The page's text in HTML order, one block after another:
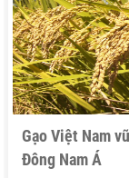
Gạo Việt Nam
Đông Nam Á